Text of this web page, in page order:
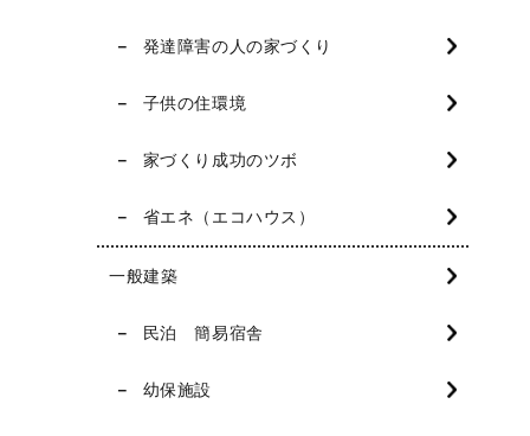
発達障害の人の家づくり
子供の住環境
家づくり成功のツボ
省エネ（エコハウス）
一般建築
民泊 簡易宿舎
幼保施設